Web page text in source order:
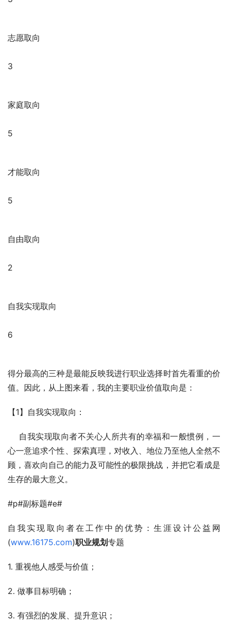
志愿取向
3
家庭取向
5
才能取向
5
自由取向
2
自我实现取向
6
得分最高的三种是最能反映我进行职业选择时首先看重的价
值。因此，从上图来看，我的主要职业价值取向是：
【1】自我实现取向：
自我实现取向者不关心人所共有的幸福和一般惯例，一
心一意追求个性、探索真理，对收入、地位乃至他人全然不
顾，喜欢向自己的能力及可能性的极限挑战，并把它看成是
生存的最大意义。
#p#副标题#e#
自我实现取向者在工作中的优势：生涯设计公益网
(www.16175.com)职业规划专题
1. 重视他人感受与价值；
2. 做事目标明确；
3. 有强烈的发展、提升意识；